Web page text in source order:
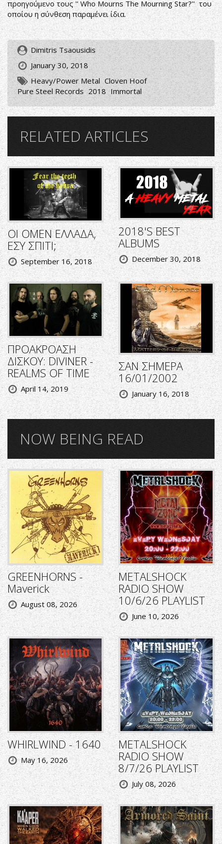
προηγούμενο τους '' Who Mourns The Mourning Star?'' του
οποίου η σύνθεση παραμένει ίδια.
Dimitris Tsaousidis
January 30, 2018
Heavy/Power Metal Cloven Hoof
Pure Steel Records 2018 Immortal
RELATED ARTICLES
ΟΙ OMEN ΕΛΛΑΔΑ,
ΕΣΥ ΣΠΙΤΙ;
September 16, 2018
2018'S BEST
ALBUMS
December 30, 2018
ΠΡΟΑΚΡΟΑΣΗ
ΔΙΣΚΟΥ: DIVINER -
REALMS OF TIME
April 14, 2019
ΣΑΝ ΣΗΜΕΡΑ
16/01/2002
January 16, 2018
NOW BEING READ
GREENHORNS -
Maverick
August 08, 2026
METALSHOCK
RADIO SHOW
10/6/26 PLAYLIST
June 10, 2026
WHIRLWIND - 1640
May 16, 2026
METALSHOCK
RADIO SHOW
8/7/26 PLAYLIST
July 08, 2026